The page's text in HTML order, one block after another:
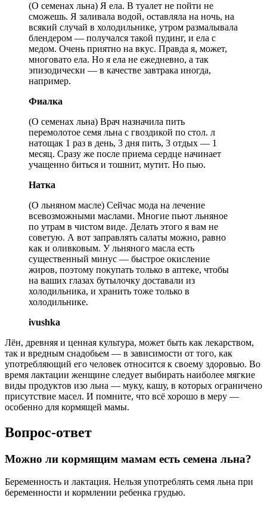
(О семенах льна) Я ела. В туалет не пойти не
сможешь. Я заливала водой, оставляла на ночь, на
всякий случай в холодильнике, утром размалывала
блендером — получался такой пудинг, и ела с
медом. Очень приятно на вкус. Правда я, может,
многовато ела. Но я ела не ежедневно, а так
эпизодически — в качестве завтрака иногда,
например.
Фиалка
(О семенах льна) Врач назначила пить
перемолотое семя льна с гвоздикой по стол. л
натощак 1 раз в день, 3 дня пить, 3 отдых — 1
месяц. Сразу же после приема сердце начинает
учащенно биться и тошнит, мутит. Но пью.
Натка
(О льняном масле) Сейчас мода на лечение
всевозможными маслами. Многие пьют льняное
по утрам в чистом виде. Делать этого я вам не
советую. А вот заправлять салаты можно, равно
как и оливковым. У льняного масла есть
существенный минус — быстрое окисление
жиров, поэтому покупать только в аптеке, чтобы
на ваших глазах бутылочку доставали из
холодильника, и хранить тоже только в
холодильнике.
ivushka
Лён, древняя и ценная культура, может быть как лекарством,
так и вредным снадобьем — в зависимости от того, как
употребляющий его человек относится к своему здоровью. Во
время лактации женщине следует выбирать наиболее мягкие
виды продуктов изо льна — муку, кашу, в которых ограничено
присутствие масел. И помните, что всё хорошо в меру —
особенно для кормящей мамы.
Вопрос-ответ
Можно ли кормящим мамам есть семена льна?
Беременность и лактация. Нельзя употреблять семя льна при
беременности и кормлении ребенка грудью.